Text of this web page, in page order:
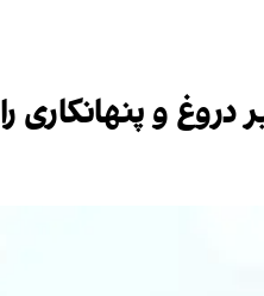
و پنهانکاری